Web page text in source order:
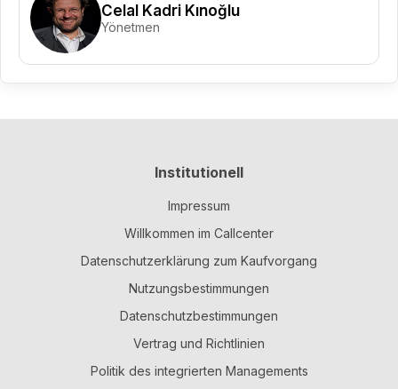
Celal Kadri Kınoğlu
Yönetmen
Institutionell
Impressum
Willkommen im Callcenter
Datenschutzerklärung zum Kaufvorgang
Nutzungsbestimmungen
Datenschutzbestimmungen
Vertrag und Richtlinien
Politik des integrierten Managements